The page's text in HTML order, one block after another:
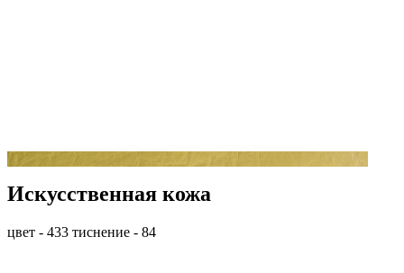
Искусственная кожа
цвет - 433 тиснение - 84